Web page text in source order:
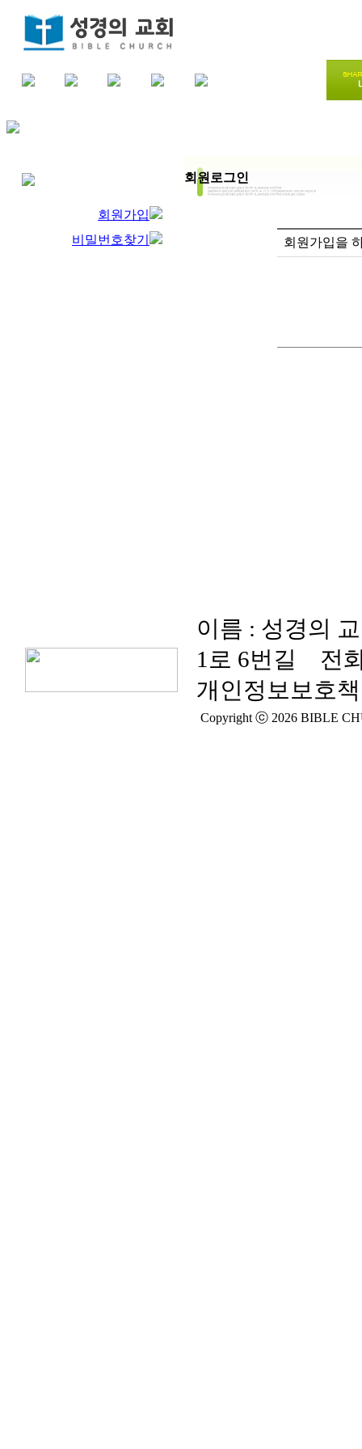
회원가입
비밀번호찾기
회원로그인
회원가입을
이름 : 성경의
1로 6번길
전
개인정보보호
Copyright ⓒ 2026 BIBLE